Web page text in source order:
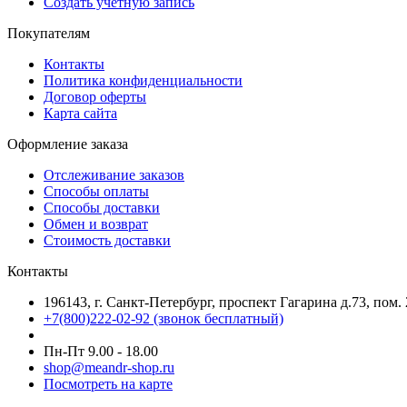
Покупателям
Контакты
Политика конфиденциальности
Договор оферты
Карта сайта
Оформление заказа
Отслеживание заказов
Способы оплаты
Способы доставки
Обмен и возврат
Стоимость доставки
Контакты
196143, г. Санкт-Петербург, проспект Гагарина д.73,
+7(800)222-02-92 (звонок бесплатный)
Пн-Пт 9.00 - 18.00
shop@meandr-shop.ru
Посмотреть на карте